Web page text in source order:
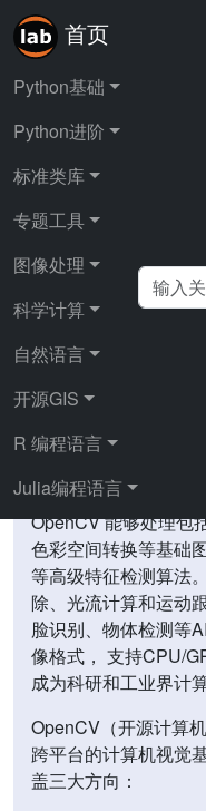
首页
Python基础
Python进阶
标准类库
专题工具
图像处理
科学计算
自然语言
开源GIS
R 编程语言
Julia编程语言
首页
OpenCV
OpenCV（Open
一个开源的跨平台计
理、模式识别和机器
大的图像处理工具，
心功能。 其核心优势
Python接口结合，支
OpenCV 能够处理包
色彩空间转换等基础
等高级特征检测算法
除、光流计算和运动
脸识别、物体检测等
像格式， 支持CPU/
成为科研和工业界计
OpenCV（开源计算
跨平台的计算机视觉
盖三大方向：